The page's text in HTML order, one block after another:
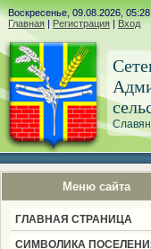
Воскресенье, 09.08.2026, 05:28
Главная | Регистрация | Вход
Меню сайта
ГЛАВНАЯ СТРАНИЦА
СИМВОЛИКА